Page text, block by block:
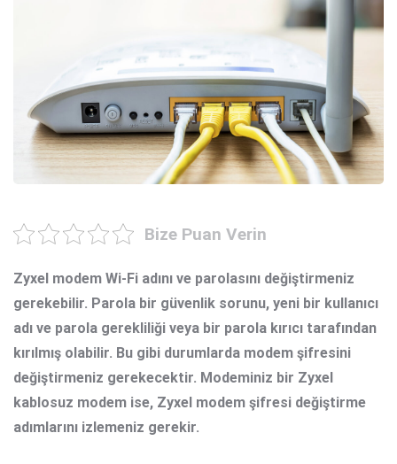
Bize Puan Verin
Zyxel modem Wi-Fi adını ve parolasını değiştirmeniz
gerekebilir. Parola bir güvenlik sorunu, yeni bir kullanıcı
adı ve parola gerekliliği veya bir parola kırıcı tarafından
kırılmış olabilir. Bu gibi durumlarda modem şifresini
değiştirmeniz gerekecektir. Modeminiz bir Zyxel
kablosuz modem ise, Zyxel modem şifresi değiştirme
adımlarını izlemeniz gerekir.